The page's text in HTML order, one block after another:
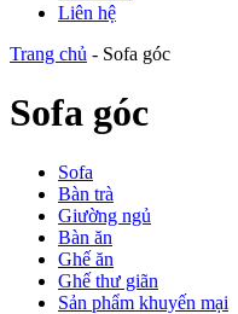
Liên hệ
Trang chủ - Sofa góc
Sofa góc
Sofa
Bàn trà
Giường ngủ
Bàn ăn
Ghế ăn
Ghế thư giãn
Sản phẩm khuyến mại